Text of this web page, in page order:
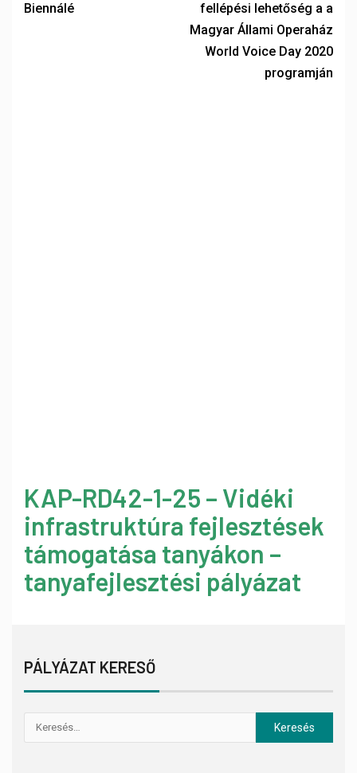
Biennálé
fellépési lehetőség a a
Magyar Állami Operaház
World Voice Day 2020
programján
KAP-RD42-1-25 – Vidéki
infrastruktúra fejlesztések
támogatása tanyákon –
tanyafejlesztési pályázat
PÁLYÁZAT KERESŐ